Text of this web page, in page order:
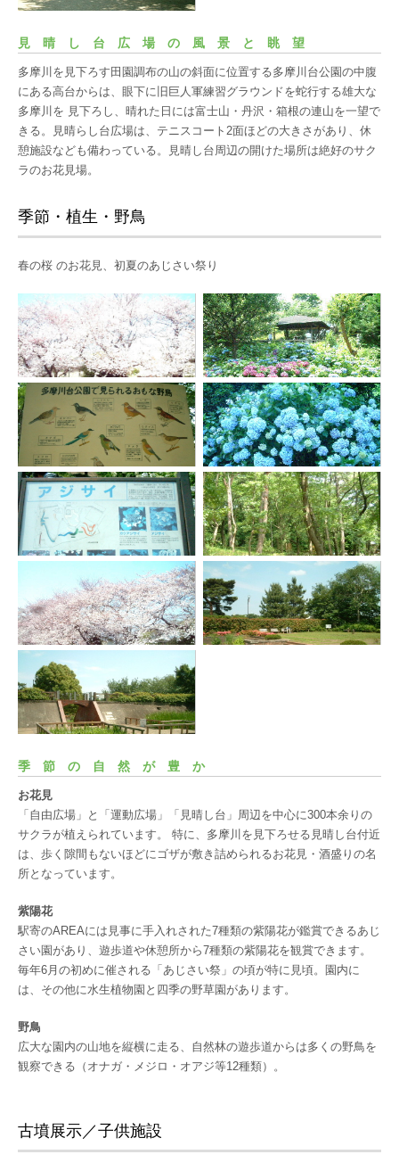
見晴し台広場の風景と眺望
多摩川を見下ろす田園調布の山の斜面に位置する多摩川台公園の中腹
にある高台からは、眼下に旧巨人軍練習グラウンドを蛇行する雄大な
多摩川を 見下ろし、晴れた日には富士山・丹沢・箱根の連山を一望で
きる。見晴らし台広場は、テニスコート2面ほどの大きさがあり、休
憩施設なども備わっている。見晴し台周辺の開けた場所は絶好のサク
ラのお花見場。
季節・植生・野鳥
春の桜 のお花見、初夏のあじさい祭り
季節の自然が豊か
お花見
「自由広場」と「運動広場」「見晴し台」周辺を中心に300本余りの
サクラが植えられています。 特に、多摩川を見下ろせる見晴し台付近
は、歩く隙間もないほどにゴザが敷き詰められるお花見・酒盛りの名
所となっています。
紫陽花
駅寄のAREAには見事に手入れされた7種類の紫陽花が鑑賞できるあじ
さい園があり、遊歩道や休憩所から7種類の紫陽花を観賞できます。
毎年6月の初めに催される「あじさい祭」の頃が特に見頃。園内に
は、その他に水生植物園と四季の野草園があります。
野鳥
広大な園内の山地を縦横に走る、自然林の遊歩道からは多くの野鳥を
観察できる（オナガ・メジロ・オアジ等12種類）。
古墳展示／子供施設